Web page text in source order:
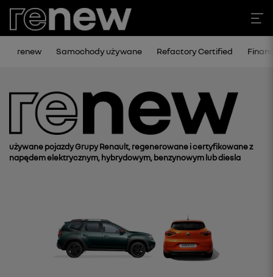
renew Samochody używane Refactory Certified
używane pojazdy Grupy Renault, regenerowane i certyfikowane z
napędem elektrycznym, hybrydowym, benzynowym lub diesla